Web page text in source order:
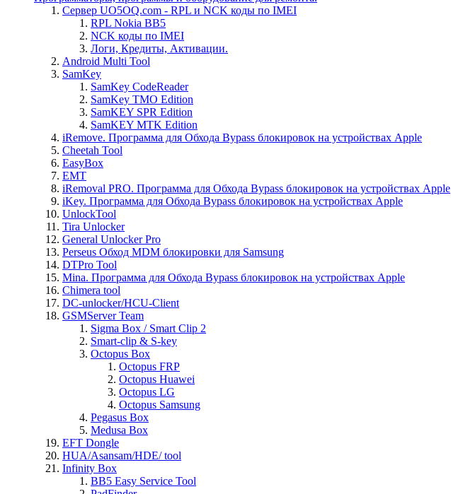
Сервер UO5OQ.com - RPL и NCK коды по IMEI
RPL Nokia BB5
NCK коды по IMEI
Логи, Кредиты, Активации.
Android Multi Tool
SamKey
SamKey CodeReader
SamKey TMO Edition
SamKEY SPR Edition
SamKEY MTK Edition
iRemove. Программа для Обхода Bypass блокировок на устройствах Apple
Cheetah Tool
EasyBox
EMT
iRemoval PRO. Программа для Обхода Bypass блокировок на устройствах Apple
iKey. Программа для Обхода Bypass блокировок на устройствах Apple
UnlockTool
Tira Unlocker
General Unlocker Pro
Perseus Обход MDM блокировки для Samsung
DTPro Tool
Mina. Программа для Обхода Bypass блокировок на устройствах Apple
Chimera tool
DC-unlocker/HCU-Client
GSMServer Team
Sigma Box / Smart Clip 2
Smart-clip & S-key
Octopus Box
Octopus FRP
Octopus Huawei
Octopus LG
Octopus Samsung
Pegasus Box
Medusa Box
EFT Dongle
HUA/Asansam/HDE/ tool
Infinity Box
BB5 Easy Service Tool